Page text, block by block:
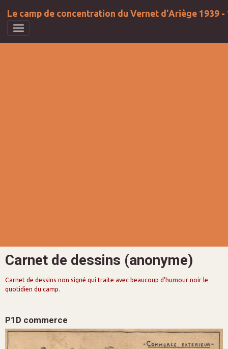
Le camp de concentration du Vernet d'Ariège 1939 -
Carnet de dessins (anonyme)
Carnet de dessins non signé qui traite avec beaucoup d'humour noir le
quotidien du camp.
P1D commerce